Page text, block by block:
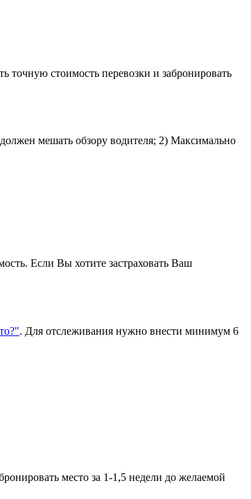
точную стоимость перевозки и забронировать
мешать обзору водителя; 2) Максимально
Если Вы хотите застраховать Ваш
. Для отслеживания нужно внести минимум 6
место за 1-1,5 недели до желаемой